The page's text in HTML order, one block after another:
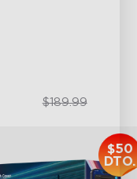
$189.99
$50
DTO.